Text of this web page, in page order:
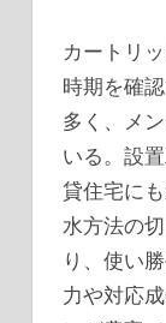
カートリ
時期を確
多く、メ
いる。設
貸住宅に
水方法の
り、使い
力や対応